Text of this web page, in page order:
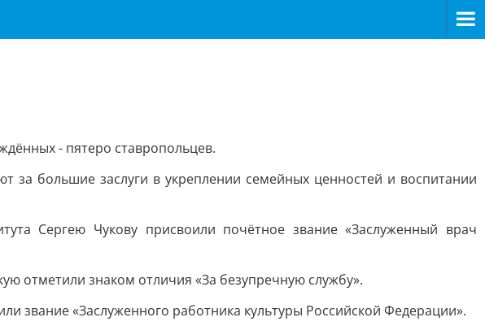
- пятеро ставропольцев.
за большие заслуги в укреплении семейных ценностей и воспитании
Сергею Чукову присвоили почётное звание «Заслуженный врач
отметили знаком отличия «За безупречную службу».
звание «Заслуженного работника культуры Российской Федерации».